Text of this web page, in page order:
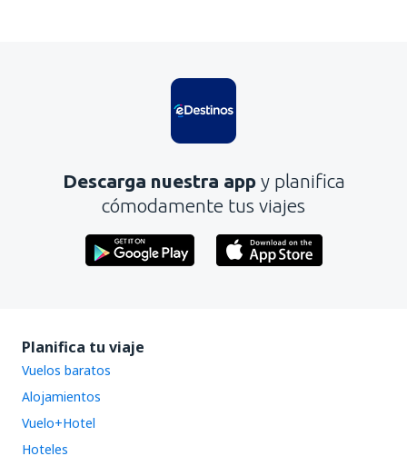
Contiene información incorrecta
No profundiza en el tema
Enviar
Descarga nuestra app y planifica
cómodamente tus viajes
Planifica tu viaje
Vuelos baratos
Alojamientos
Vuelo+Hotel
Hoteles